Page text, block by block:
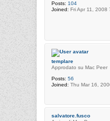
Posts: 104
Joined: Fri Apr 11, 2008
templare
Approdato su Mac Peer
Posts: 56
Joined: Thu Mar 16,
salvatore.fusco